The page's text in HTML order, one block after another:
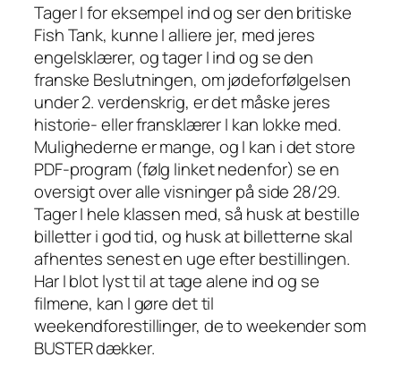
Tager I for eksempel ind og ser den britiske
Fish Tank, kunne I alliere jer, med jeres
engelsklærer, og tager I ind og se den
franske Beslutningen, om jødeforfølgelsen
under 2. verdenskrig, er det måske jeres
historie- eller fransklærer I kan lokke med.
Mulighederne er mange, og I kan i det store
PDF-program (følg linket nedenfor) se en
oversigt over alle visninger på side 28/29.
Tager I hele klassen med, så husk at bestille
billetter i god tid, og husk at billetterne skal
afhentes senest en uge efter bestillingen.
Har I blot lyst til at tage alene ind og se
filmene, kan I gøre det til
weekendforestillinger, de to weekender som
BUSTER dækker.